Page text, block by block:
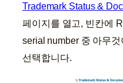
Trademark Status &
페이지를 열고, 빈칸에
serial number 중 아무
선택합니다.